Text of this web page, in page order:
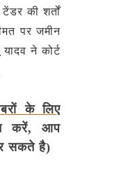
की शर्तों
पर जमीन
ने कोर्ट
के लिए
करें, आप
सकते है)